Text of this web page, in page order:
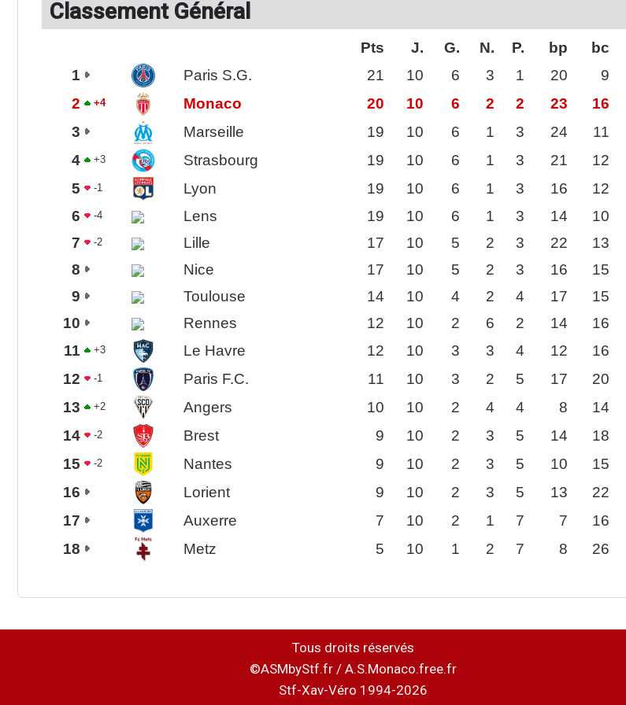
Classement Général
Pts J. G. N. P. bp bc
1
Paris S.G. 21 10 6 3 1 20 9
2
+4 Monaco 20 10 6 2 2 23 16
3
Marseille 19 10 6 1 3 24 11
4
+3 Strasbourg 19 10 6 1 3 21 12
5
-1 Lyon 19 10 6 1 3 16 12
6
-4 Lens 19 10 6 1 3 14 10
7
-2 Lille 17 10 5 2 3 22 13
8
Nice 17 10 5 2 3 16 15
9
Toulouse 14 10 4 2 4 17 15
10
Rennes 12 10 2 6 2 14 16
11
+3 Le Havre 12 10 3 3 4 12 16
12
-1 Paris F.C. 11 10 3 2 5 17 20
13
+2 Angers 10 10 2 4 4 8 14
14
-2 Brest 9 10 2 3 5 14 18
15
-2 Nantes 9 10 2 3 5 10 15
16
Lorient 9 10 2 3 5 13 22
17
Auxerre 7 10 2 1 7 7 16
18
Metz 5 10 1 2 7 8 26
Tous droits réservés
©ASMbyStf.fr / A.S.Monaco.free.fr
Stf-Xav-Véro 1994-2026